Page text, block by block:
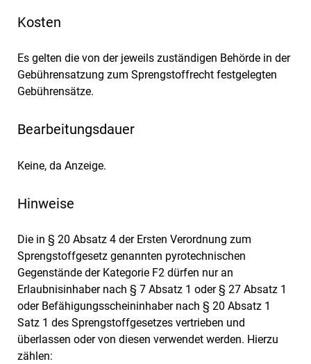
Kosten
Es gelten die von der jeweils zuständigen Behörde in der
Gebührensatzung zum Sprengstoffrecht festgelegten
Gebührensätze.
Bearbeitungsdauer
Keine, da Anzeige.
Hinweise
Die in § 20 Absatz 4 der Ersten Verordnung zum
Sprengstoffgesetz genannten pyrotechnischen
Gegenstände der Kategorie F2 dürfen nur an
Erlaubnisinhaber nach § 7 Absatz 1 oder § 27 Absatz 1
oder Befähigungsscheininhaber nach § 20 Absatz 1
Satz 1 des Sprengstoffgesetzes vertrieben und
überlassen oder von diesen verwendet werden. Hierzu
zählen: